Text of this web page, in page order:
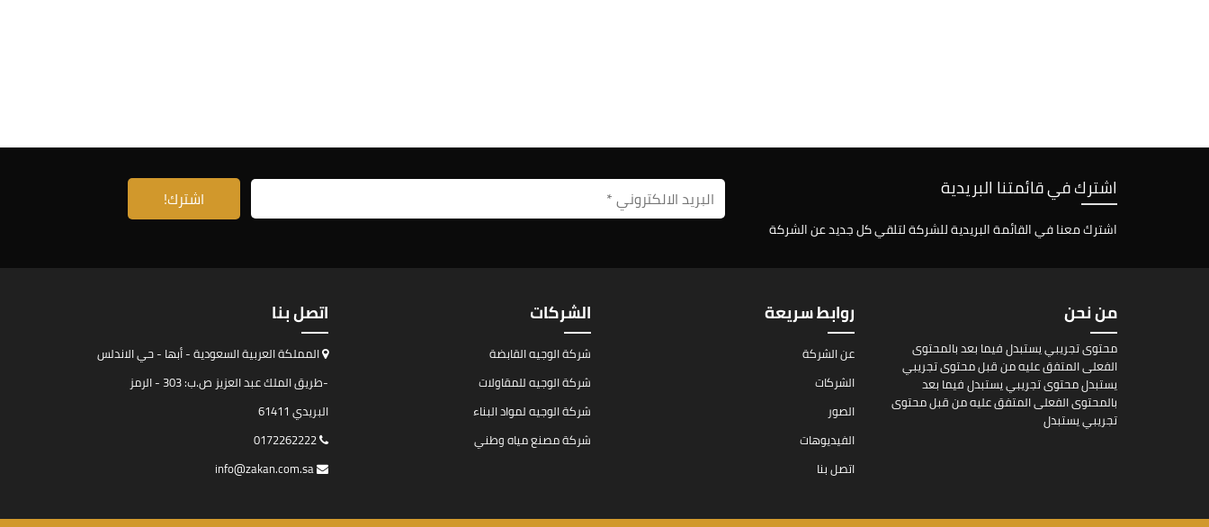
اشترك في قائمتنا البريدية
اشترك معنا في القائمة البريدية للشركة لتلقي كل جديد عن الشركة
من نحن
محتوى تجريبي يستبدل فيما بعد بالمحتوى
الفعلى المتفق عليه من قبل محتوى تجريبي
يستبدل محتوى تجريبي يستبدل فيما بعد
بالمحتوى الفعلى المتفق عليه من قبل محتوى
تجريبي يستبدل
روابط سريعة
عن الشركة
الشركات
الصور
الفيديوهات
اتصل بنا
الشركات
شركة الوجيه القابضة
شركة الوجيه للمقاولات
شركة الوجيه لمواد البناء
شركة مصنع مياه وطني
اتصل بنا
المملكة العربية السعودية - أبها - حي الاندلس
-طريق الملك عبد العزيز ص.ب: 303 - الرمز
البريدي 61411
0172262222
info@zakan.com.sa